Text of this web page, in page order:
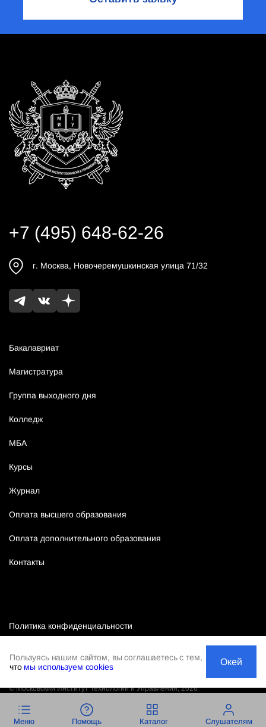
Меню Помощь Каталог Слушателям
Пользуясь нашим сайтом, вы соглашаетесь с тем,
что мы используем cookies Окей
Политика конфиденциальности
Бакалавриат
Магистратура
Группа выходного дня
Колледж
МБА
Курсы
Журнал
Оплата высшего образования
Оплата дополнительного образования
Контакты
+7 (495) 648-62-26
г. Москва, Новочеремушкинская улица 71/32
©Московский Институт Технологий и Управления,2026